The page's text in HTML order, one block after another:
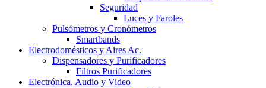
Seguridad
Luces y Faroles
Pulsómetros y Cronómetros
Smartbands
Electrodomésticos y Aires Ac.
Dispensadores y Purificadores
Filtros Purificadores
Electrónica, Audio y Video